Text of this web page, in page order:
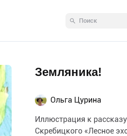
Земляника!
Ольга Цурина
Иллюстрация к
Скребицкого «Лесное